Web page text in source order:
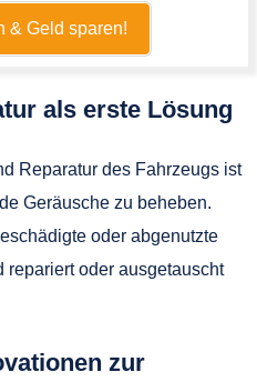
& Geld sparen!
als erste Lösung
Reparatur des Fahrzeugs ist
Geräusche zu beheben.
oder abgenutzte
repariert oder ausgetauscht
zur